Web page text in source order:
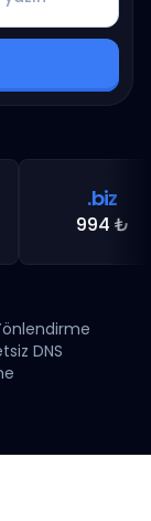
994 ₺
DNS